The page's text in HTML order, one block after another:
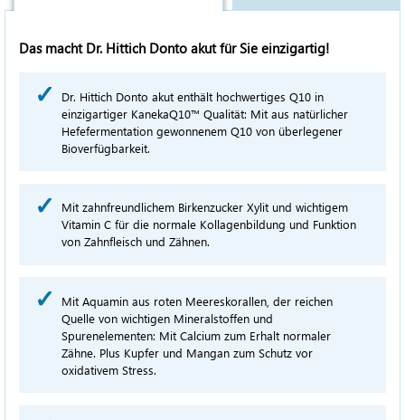
Das macht Dr. Hittich Donto akut für Sie einzigartig!
Dr. Hittich Donto akut enthält hochwertiges Q10 in
einzigartiger KanekaQ10™ Qualität: Mit aus natürlicher
Hefefermentation gewonnenem Q10 von überlegener
Bioverfügbarkeit.
Mit zahnfreundlichem Birkenzucker Xylit und wichtigem
Vitamin C für die normale Kollagenbildung und Funktion
von Zahnfleisch und Zähnen.
Mit Aquamin aus roten Meereskorallen, der reichen
Quelle von wichtigen Mineralstoffen und
Spurenelementen: Mit Calcium zum Erhalt normaler
Zähne. Plus Kupfer und Mangan zum Schutz vor
oxidativem Stress.